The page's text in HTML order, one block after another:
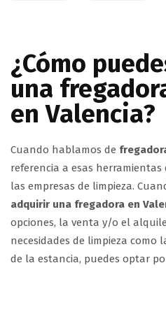
¿Cómo
una
en Valencia?
Cuando hablamos de
referencia a esas
las empresas de limpieza.
adquirir una fregadora en
opciones, la venta y/o el
necesidades de limpieza como
de la estancia, puedes optar